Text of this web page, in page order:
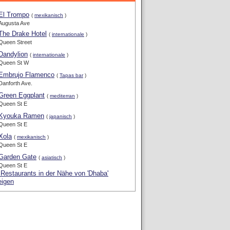
El Trompo ( mexikanisch )
Ave
Drake Hotel ( internationale )
Street
Dandylion ( internationale )
St W
Embrujo Flamenco ( Tapas bar)
Ave.
Eggplant ( mediterran )
St E
Kyouka Ramen ( japanisch )
St E
( mexikanisch )
St E
Gate ( asiatisch )
St E
in der Nähe von 'Dhaba'